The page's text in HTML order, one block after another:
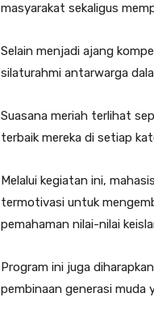
masyarakat sekaligus
Selain menjadi ajang
silaturahmi antarwarga
Suasana meriah terlihat
terbaik mereka di setiap
Melalui kegiatan ini,
termotivasi untuk
pemahaman nilai-nilai
Program ini juga
pembinaan generasi muda